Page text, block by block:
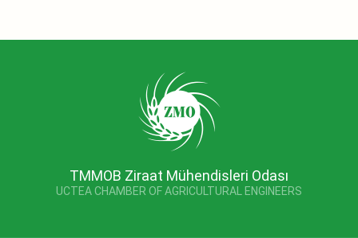
TMMOB Ziraat Mühendisleri Odası
UCTEA CHAMBER OF AGRICULTURAL ENGINEERS